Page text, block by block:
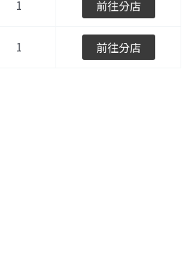
1 前往分店
1 前往分店